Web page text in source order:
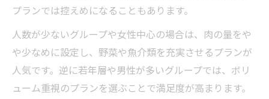
プランでは控えめになることもあります。
人数が少ないグループや女性中心の場合は、肉の量をや
や少なめに設定し、野菜や魚介類を充実させるプランが
人気です。逆に若年層や男性が多いグループでは、ボリ
ューム重視のプランを選ぶことで満足度が高まります。